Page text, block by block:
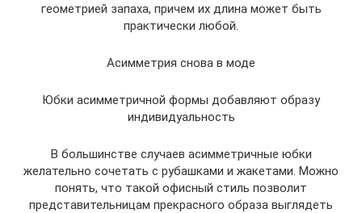
геометрией запаха, причем их длина может быть
практически любой.
Асимметрия снова в моде
Юбки асимметричной формы добавляют образу
индивидуальность
В большинстве случаев асимметричные юбки
желательно сочетать с рубашками и жакетами. Можно
понять, что такой офисный стиль позволит
представительницам прекрасного образа выглядеть